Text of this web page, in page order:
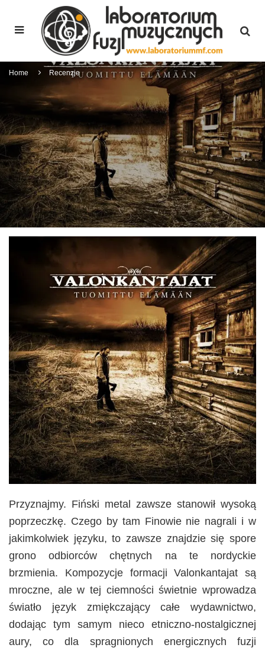
Home Recenzje
Przyznajmy. Fiński metal zawsze stanowił wysoką
poprzeczkę. Czego by tam Finowie nie nagrali i w
jakimkolwiek języku, to zawsze znajdzie się spore
grono odbiorców chętnych na te nordyckie
brzmienia. Kompozycje formacji Valonkantajat są
mroczne, ale w tej ciemności świetnie wprowadza
światło język zmiękczający całe wydawnictwo,
dodając tym samym nieco etniczno-nostalgicznej
aury, co dla spragnionych energicznych fuzji